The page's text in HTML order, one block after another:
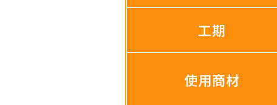
工期
使用商材